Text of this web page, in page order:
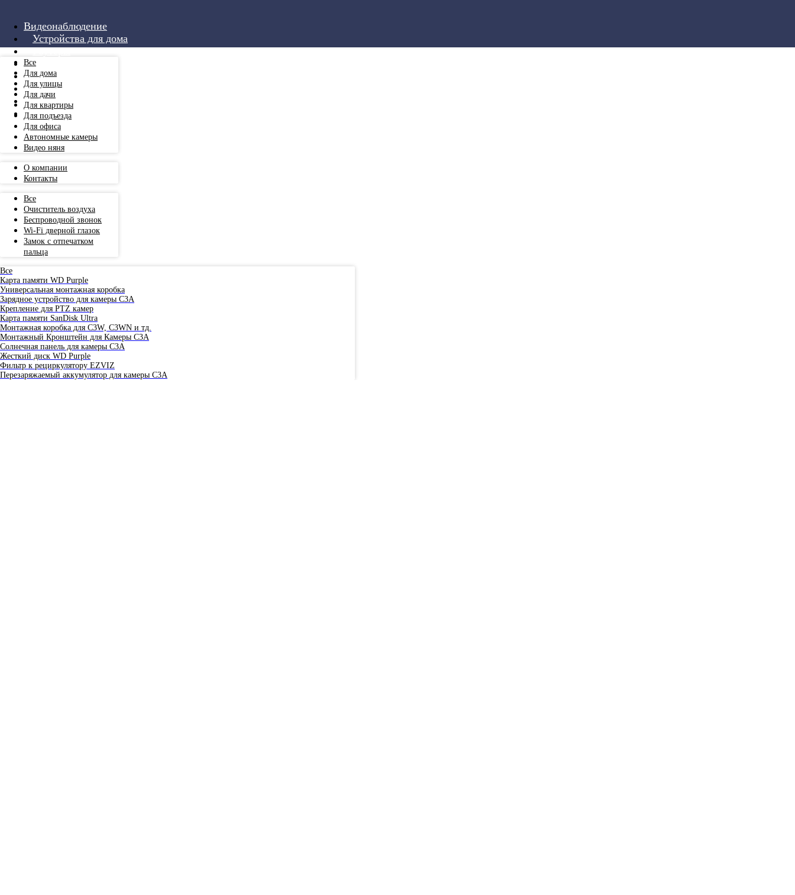
Видеонаблюдение
Устройства для дома
Роутеры
Аксессуары
Монтаж
Услуги
О компании
+7 999 501 00 84
Все
Для дома
Для улицы
Для дачи
Для квартиры
Для подъезда
Для офиса
Автономные камеры
Видео няня
О компании
Контакты
Все
Очиститель воздуха
Беспроводной звонок
Wi-Fi дверной глазок
Замок с отпечатком
пальца
Все
Карта памяти WD Purple
Универсальная монтажная коробка
Зарядное устройство для камеры C3A
Крепление для PTZ камер
Карта памяти SanDisk Ultra
Монтажная коробка для С3W, C3WN и тд.
Монтажный Кронштейн для Камеры C3A
Солнечная панель для камеры C3A
Жесткий диск WD Purple
Фильтр к рециркулятору EZVIZ
Перезаряжаемый аккумулятор для камеры C3A